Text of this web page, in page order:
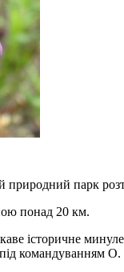
парк
понад 20 км.
історичне
командуванням